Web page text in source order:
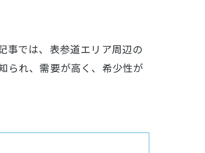
事では、表参道エリア周辺の
られ、需要が高く、希少性が